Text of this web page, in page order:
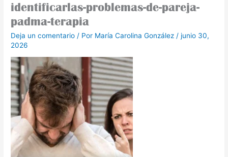
identificarlas-problemas-de-pareja-
padma-terapia
Deja un comentario / Por María Carolina González /junio 30,
2026